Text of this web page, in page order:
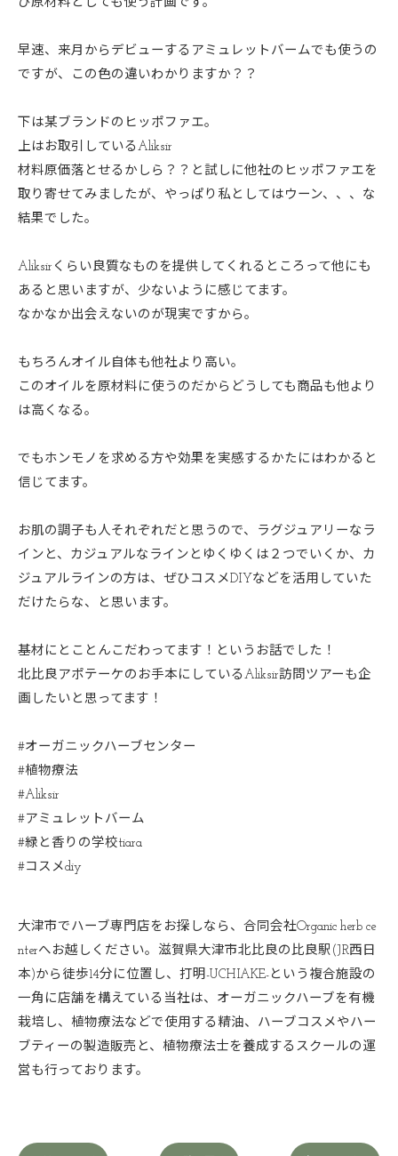
び原材料としても使う計画です。
早速、来月からデビューするアミュレットバームでも使うの
ですが、この色の違いわかりますか？？
下は某ブランドのヒッポファエ。
上はお取引しているAliksir
材料原価落とせるかしら？？と試しに他社のヒッポファエを
取り寄せてみましたが、やっぱり私としてはウーン、、、な
結果でした。
Aliksirくらい良質なものを提供してくれるところって他にも
あると思いますが、少ないように感じてます。
なかなか出会えないのが現実ですから。
もちろんオイル自体も他社より高い。
このオイルを原材料に使うのだからどうしても商品も他より
は高くなる。
でもホンモノを求める方や効果を実感するかたにはわかると
信じてます。
お肌の調子も人それぞれだと思うので、ラグジュアリーなラ
インと、カジュアルなラインとゆくゆくは２つでいくか、カ
ジュアルラインの方は、ぜひコスメDIYなどを活用していた
だけたらな、と思います。
基材にとことんこだわってます！というお話でした！
北比良アポテーケのお手本にしているAliksir訪問ツアーも企
画したいと思ってます！
#オーガニックハーブセンター
#植物療法
#Aliksir
#アミュレットバーム
#緑と香りの学校tiara
#コスメdiy
大津市でハーブ専門店をお探しなら、合同会社Organic herb ce
nterへお越しください。滋賀県大津市北比良の比良駅(JR西日
本)から徒歩14分に位置し、打明-UCHIAKE-という複合施設の
一角に店舗を構えている当社は、オーガニックハーブを有機
栽培し、植物療法などで使用する精油、ハーブコスメやハー
ブティーの製造販売と、植物療法士を養成するスクールの運
営も行っております。